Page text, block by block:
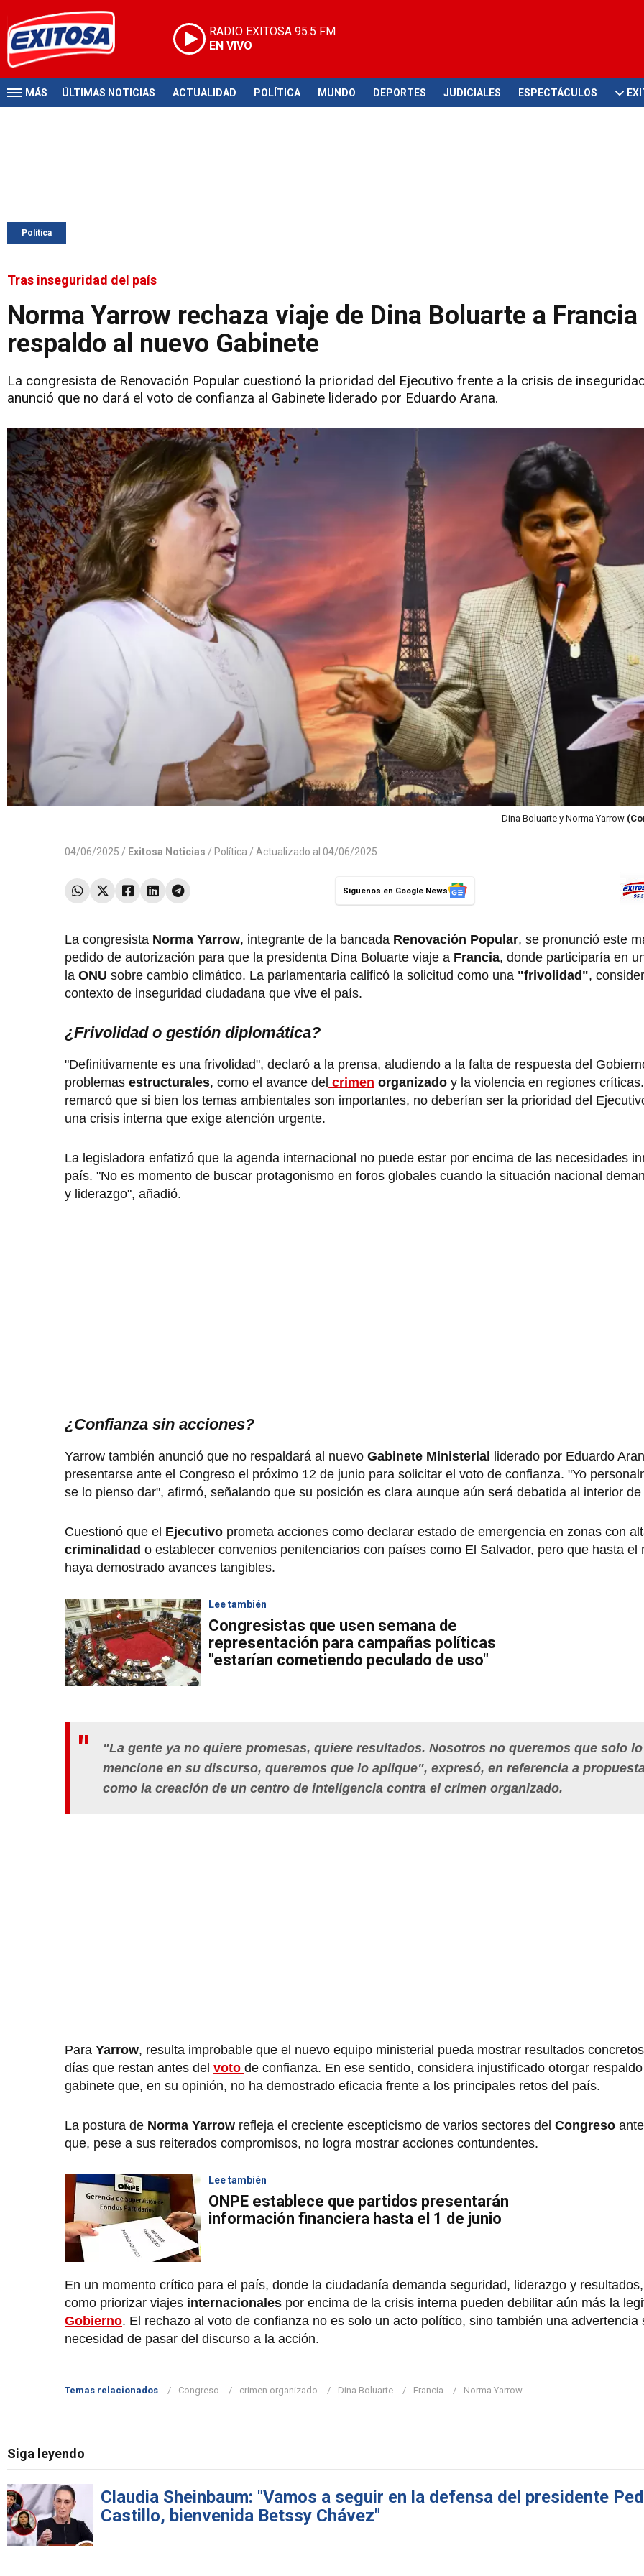
RADIO EXITOSA 95.5 FM
EN VIVO
MÁS ÚLTIMAS NOTICIAS ACTUALIDAD POLÍTICA MUNDO DEPORTES JUDICIALES ESPECTÁCULOS
Política
Tras inseguridad del país
Norma Yarrow rechaza viaje de Dina Boluarte a
respaldo al nuevo Gabinete
La congresista de Renovación Popular cuestionó la prioridad del Ejecutivo frente a la crisis de
anunció que no dará el voto de confianza al Gabinete liderado por Eduardo Arana.
Dina Boluarte y Norma Yarrow
04/06/2025 / Exitosa Noticias / Política / Actualizado al 04/06/2025
Síguenos en Google News
La congresista Norma Yarrow, integrante de la bancada Renovación Popular, se pronunció este
pedido de autorización para que la presidenta Dina Boluarte viaje a Francia, donde participaría en
la ONU sobre cambio climático. La parlamentaria calificó la solicitud como una "frivolidad",
contexto de inseguridad ciudadana que vive el país.
¿Frivolidad o gestión diplomática?
"Definitivamente es una frivolidad", declaró a la prensa, aludiendo a la falta de respuesta del
problemas estructurales, como el avance del crimen organizado y la violencia en regiones
remarcó que si bien los temas ambientales son importantes, no deberían ser la prioridad del
una crisis interna que exige atención urgente.
La legisladora enfatizó que la agenda internacional no puede estar por encima de las necesidades
país. "No es momento de buscar protagonismo en foros globales cuando la situación nacional
y liderazgo", añadió.
¿Confianza sin acciones?
Yarrow también anunció que no respaldará al nuevo Gabinete Ministerial
liderado por Eduardo
presentarse ante el Congreso el próximo 12 de junio para solicitar el voto de confianza. "Yo
se lo pienso dar", afirmó, señalando que su posición es clara aunque aún será debatida al interior
Cuestionó que el Ejecutivo prometa acciones como declarar estado de emergencia en zonas con
criminalidad o establecer convenios penitenciarios con países como El Salvador, pero que hasta el
haya demostrado avances tangibles.
Lee también
Congresistas que usen semana de
representación para campañas políticas
"estarían cometiendo peculado de uso"
"La gente ya no quiere promesas, quiere resultados. Nosotros no queremos que solo lo
mencione en su discurso, queremos que lo aplique", expresó, en referencia a
como la creación de un centro de inteligencia contra el crimen organizado.
Para Yarrow, resulta improbable que el nuevo equipo ministerial pueda mostrar resultados
días que restan antes del voto de confianza. En ese sentido, considera injustificado otorgar
gabinete que, en su opinión, no ha demostrado eficacia frente a los principales retos del país.
La postura de Norma Yarrow refleja el creciente escepticismo de varios sectores del Congreso
que, pese a sus reiterados compromisos, no logra mostrar acciones contundentes.
Lee también
ONPE establece que partidos presentarán
información financiera hasta el 1 de junio
En un momento crítico para el país, donde la ciudadanía demanda seguridad, liderazgo y
como priorizar viajes internacionales por encima de la crisis interna pueden debilitar aún más la
Gobierno. El rechazo al voto de confianza no es solo un acto político, sino también una advertencia
necesidad de pasar del discurso a la acción.
Temas relacionados Congreso crimen organizado Dina Boluarte Francia Norma Yarrow
Siga leyendo
Claudia Sheinbaum: "Vamos a seguir en la defensa del presidente
Castillo, bienvenida Betssy Chávez"